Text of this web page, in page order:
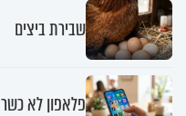
שבירת ביצים
פלאפון לא כשר